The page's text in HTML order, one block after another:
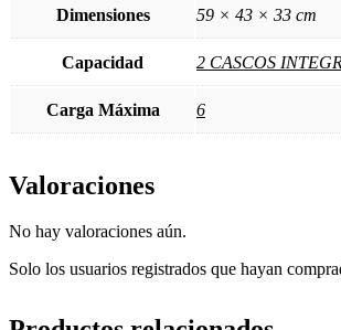
Dimensiones 59 × 43 × 33 cm
Capacidad 2 CASCOS
Carga Máxima 6
Valoraciones
No hay valoraciones aún.
Solo los usuarios registrados que hayan